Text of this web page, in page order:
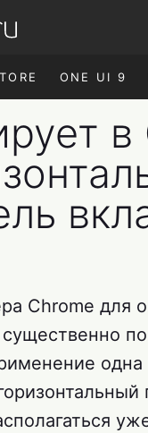
ONE UI 9
Chrome для